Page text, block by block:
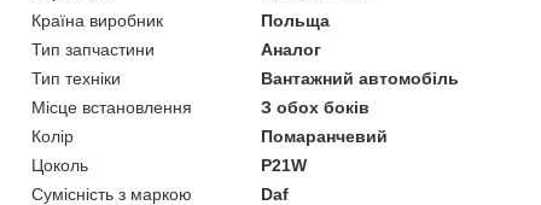
Країна виробник
Польща
Тип запчастини
Аналог
Тип техніки
Вантажний автомобіль
Місце встановлення
З обох боків
Колір
Помаранчевий
Цоколь
P21W
Сумісність з маркою
Daf